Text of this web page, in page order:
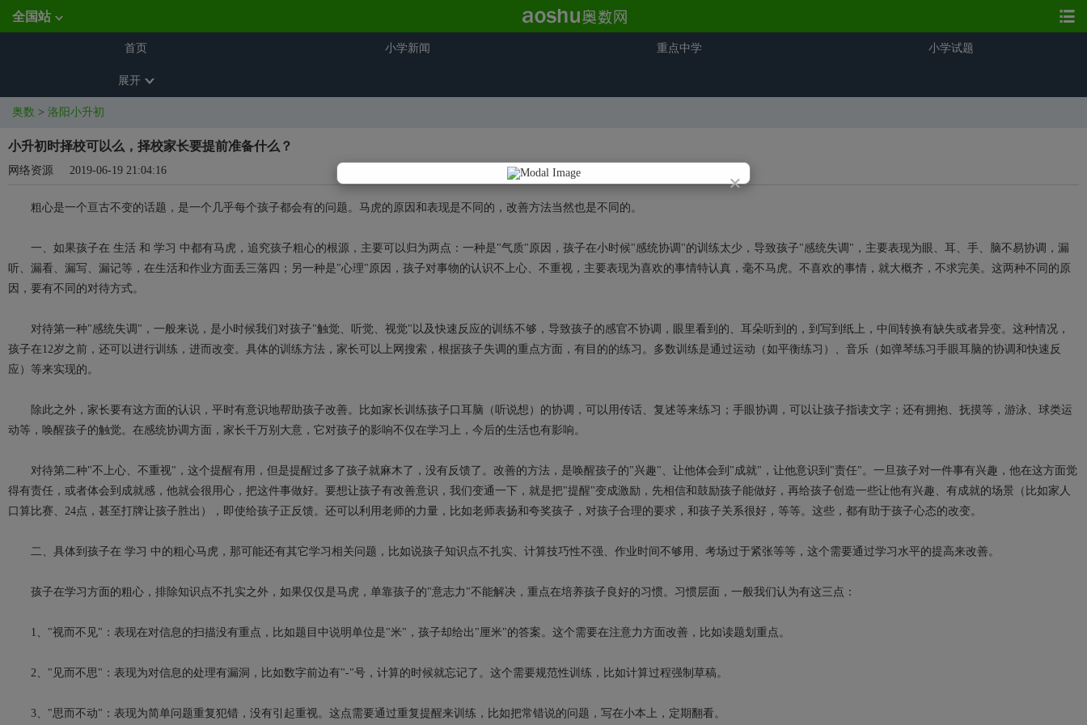
×
全国站
首页 小学新闻 重点中学 小学试题
展开
奥数 > 洛阳小升初
小升初时择校可以么，择校家长要提前准备什么？
网络资源 2019-06-19 21:04:16
粗心是一个亘古不变的话题，是一个几乎每个孩子都会有的问题。马虎的原因和表现是不同的，改善方法当然也是不同的。
一、如果孩子在 生活 和 学习 中都有马虎，追究孩子粗心的根源，主要可以归为两点：一种是"气质"原因，孩子在小时候"感统协调"的训练太少，导致孩子"感统失调"，主要表现为眼、耳、手、脑不易协调，漏
听、漏看、漏写、漏记等，在生活和作业方面丢三落四；另一种是"心理"原因，孩子对事物的认识不上心、不重视，主要表现为喜欢的事情特认真，毫不马虎。不喜欢的事情，就大概齐，不求完美。这两种不同的原
因，要有不同的对待方式。
对待第一种"感统失调"，一般来说，是小时候我们对孩子"触觉、听觉、视觉"以及快速反应的训练不够，导致孩子的感官不协调，眼里看到的、耳朵听到的，到写到纸上，中间转换有缺失或者异变。这种情况，
孩子在12岁之前，还可以进行训练，进而改变。具体的训练方法，家长可以上网搜索，根据孩子失调的重点方面，有目的的练习。多数训练是通过运动（如平衡练习）、音乐（如弹琴练习手眼耳脑的协调和快速反
应）等来实现的。
除此之外，家长要有这方面的认识，平时有意识地帮助孩子改善。比如家长训练孩子口耳脑（听说想）的协调，可以用传话、复述等来练习；手眼协调，可以让孩子指读文字；还有拥抱、抚摸等，游泳、球类运
动等，唤醒孩子的触觉。在感统协调方面，家长千万别大意，它对孩子的影响不仅在学习上，今后的生活也有影响。
对待第二种"不上心、不重视"，这个提醒有用，但是提醒过多了孩子就麻木了，没有反馈了。改善的方法，是唤醒孩子的"兴趣"、让他体会到"成就"，让他意识到"责任"。一旦孩子对一件事有兴趣，他在这方面觉
得有责任，或者体会到成就感，他就会很用心，把这件事做好。要想让孩子有改善意识，我们变通一下，就是把"提醒"变成激励，先相信和鼓励孩子能做好，再给孩子创造一些让他有兴趣、有成就的场景（比如家人
口算比赛、24点，甚至打牌让孩子胜出），即使给孩子正反馈。还可以利用老师的力量，比如老师表扬和夸奖孩子，对孩子合理的要求，和孩子关系很好，等等。这些，都有助于孩子心态的改变。
二、具体到孩子在 学习 中的粗心马虎，那可能还有其它学习相关问题，比如说孩子知识点不扎实、计算技巧性不强、作业时间不够用、考场过于紧张等等，这个需要通过学习水平的提高来改善。
孩子在学习方面的粗心，排除知识点不扎实之外，如果仅仅是马虎，单靠孩子的"意志力"不能解决，重点在培养孩子良好的习惯。习惯层面，一般我们认为有这三点：
1、"视而不见"：表现在对信息的扫描没有重点，比如题目中说明单位是"米"，孩子却给出"厘米"的答案。这个需要在注意力方面改善，比如读题划重点。
2、"见而不思"：表现为对信息的处理有漏洞，比如数字前边有"-"号，计算的时候就忘记了。这个需要规范性训练，比如计算过程强制草稿。
3、"思而不动"：表现为简单问题重复犯错，没有引起重视。这点需要通过重复提醒来训练，比如把常错说的问题，写在小本上，定期翻看。